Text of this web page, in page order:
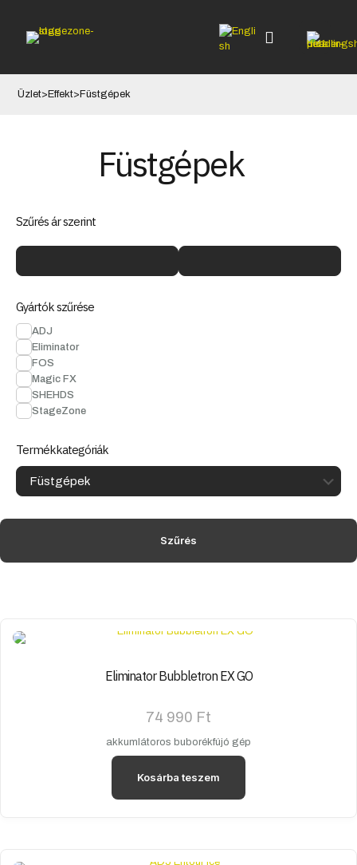
Üzlet> Effekt> Füstgépek
Füstgépek
Szűrés ár szerint
Gyártók szűrése
ADJ
Eliminator
FOS
Magic FX
SHEHDS
StageZone
Termékkategóriák
Szűrés
Eliminator Bubbletron EX GO
74 990 Ft
akkumlátoros buborékfújó gép
Kosárba teszem